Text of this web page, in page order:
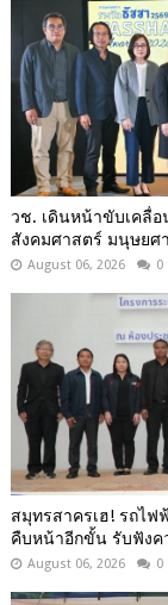
วช. เดินหน้าขับเคลื่อ
สังคมศาสตร์ มนุษยศ
August 06, 2026 0
สมุทรสาครเฮ! รถไฟ
คืบหน้าอีกขั้น รับฟังค
August 06, 2026 0